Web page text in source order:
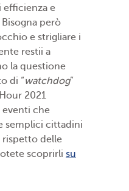
efficienza e
però
e strigliare i
restii a
la questione
di “watchdog”
2021
eventi che
semplici cittadini
rispetto delle
scoprirli su